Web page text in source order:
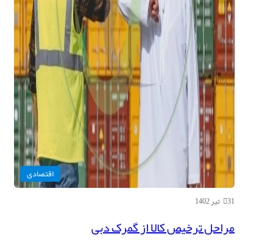
اقتصادی
31 تیر 1402
مراحل ترخیص کالا از گمرک دبی